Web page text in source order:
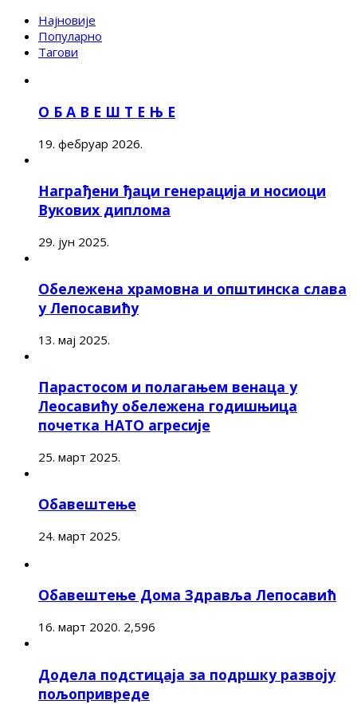
Најновије
Популарно
Тагови
О Б А В Е Ш Т Е Њ Е
19. фебруар 2026.
Награђени ђаци генерација и носиоци
Вукових диплома
29. јун 2025.
Обележена храмовна и општинска слава
у Лепосавићу
13. мај 2025.
Парастосом и полагањем венаца у
Леосавићу обележена годишњица
почетка НАТО агресије
25. март 2025.
Обавештење
24. март 2025.
Обавештење Дома Здравља Лепосавић
16. март 2020. 2,596
Додела подстицаја за подршку развоју
пољопривреде